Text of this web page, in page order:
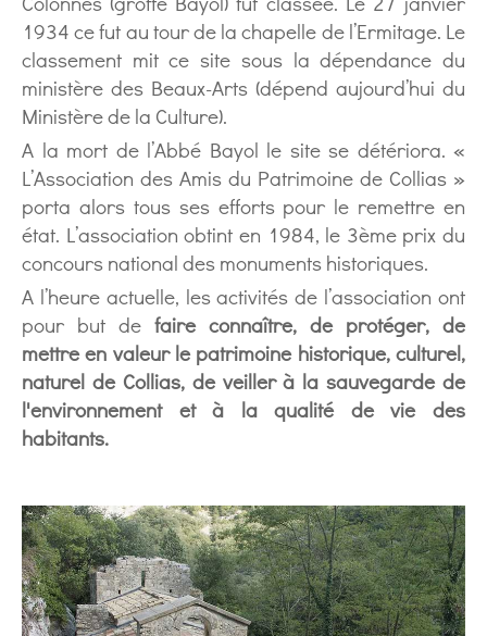
1934 ce fut au tour de la chapelle de l’Ermitage. Le
classement mit ce site sous la dépendance du
ministère des Beaux-Arts (dépend aujourd’hui du
Ministère de la Culture).
A la mort de l’Abbé Bayol le site se détériora. «
L’Association des Amis du Patrimoine de Collias »
porta alors tous ses efforts pour le remettre en
état. L’association obtint en 1984, le 3ème prix du
concours national des monuments historiques.
A l’heure actuelle, les activités de l’association ont
pour but de faire connaître, de protéger, de
mettre en valeur le patrimoine historique, culturel,
naturel de Collias, de veiller à la sauvegarde de
l'environnement et à la qualité de vie des
habitants.